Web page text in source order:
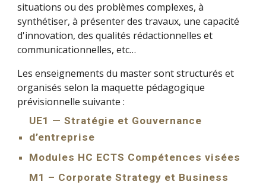
situations ou des problèmes complexes, à
synthétiser, à présenter des travaux, une capacité
d'innovation, des qualités rédactionnelles et
communicationnelles, etc…
Les enseignements du master sont structurés et
organisés selon la maquette pédagogique
prévisionnelle suivante :
UE1 — Stratégie et Gouvernance
d’entreprise
Modules HC ECTS Compétences visées
M1 – Corporate Strategy et Business